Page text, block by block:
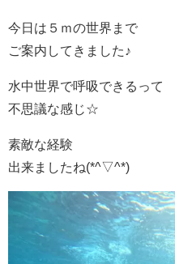
今日は５ｍの世界まで
ご案内してきました♪
水中世界で呼吸できるって
不思議な感じ☆
素敵な経験
出来ましたね(*^▽^*)